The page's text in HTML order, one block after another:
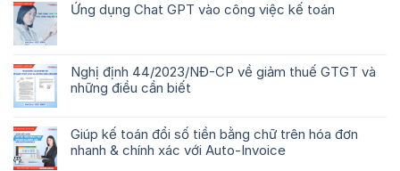
Ứng dụng Chat GPT vào công việc kế toán
Nghị định 44/2023/NĐ-CP về giảm thuế GTGT và
những điều cần biết
Giúp kế toán đổi số tiền bằng chữ trên hóa đơn
nhanh & chính xác với Auto-Invoice